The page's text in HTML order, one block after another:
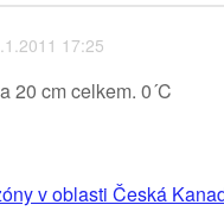
17:25
20 cm celkem. 0´C
v oblasti Česká